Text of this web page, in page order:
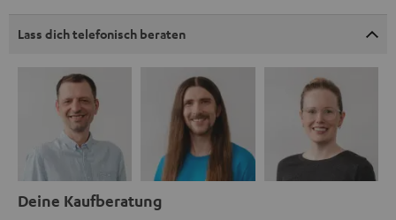
Lass dich telefonisch beraten
Deine Kaufberatung